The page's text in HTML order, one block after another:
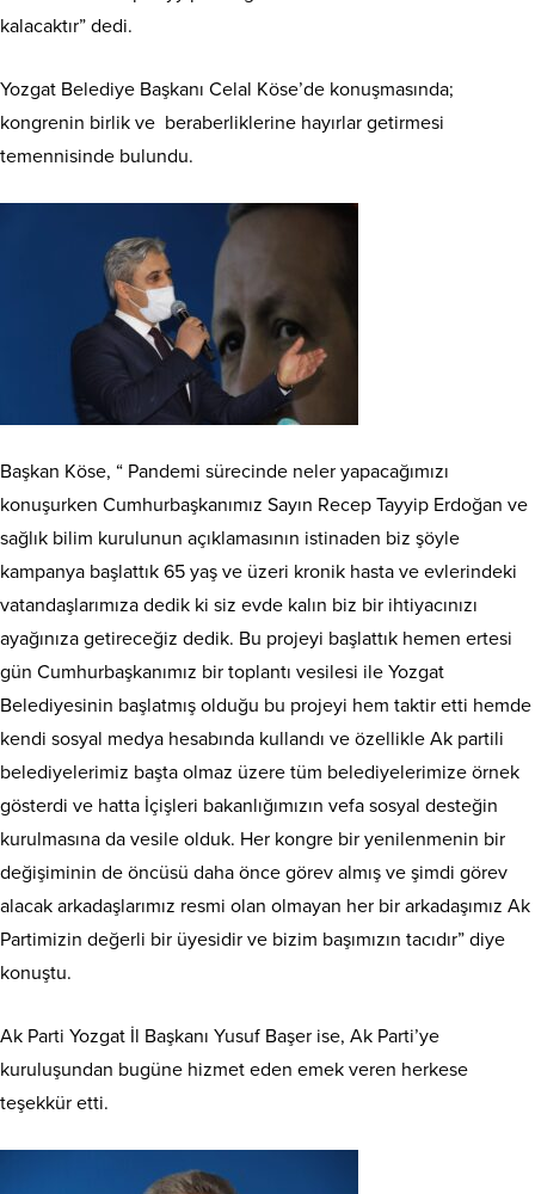
kalacaktır” dedi.
Yozgat Belediye Başkanı Celal Köse’de konuşmasında;
kongrenin birlik ve beraberliklerine hayırlar getirmesi
temennisinde bulundu.
Başkan Köse, “ Pandemi sürecinde neler yapacağımızı
konuşurken Cumhurbaşkanımız Sayın Recep Tayyip Erdoğan ve
sağlık bilim kurulunun açıklamasının istinaden biz şöyle
kampanya başlattık 65 yaş ve üzeri kronik hasta ve evlerindeki
vatandaşlarımıza dedik ki siz evde kalın biz bir ihtiyacınızı
ayağınıza getireceğiz dedik. Bu projeyi başlattık hemen ertesi
gün Cumhurbaşkanımız bir toplantı vesilesi ile Yozgat
Belediyesinin başlatmış olduğu bu projeyi hem taktir etti hemde
kendi sosyal medya hesabında kullandı ve özellikle Ak partili
belediyelerimiz başta olmaz üzere tüm belediyelerimize örnek
gösterdi ve hatta İçişleri bakanlığımızın vefa sosyal desteğin
kurulmasına da vesile olduk. Her kongre bir yenilenmenin bir
değişiminin de öncüsü daha önce görev almış ve şimdi görev
alacak arkadaşlarımız resmi olan olmayan her bir arkadaşımız Ak
Partimizin değerli bir üyesidir ve bizim başımızın tacıdır” diye
konuştu.
Ak Parti Yozgat İl Başkanı Yusuf Başer ise, Ak Parti’ye
kuruluşundan bugüne hizmet eden emek veren herkese
teşekkür etti.